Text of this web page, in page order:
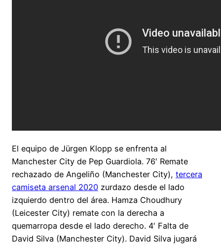
El equipo de Jürgen Klopp se enfrenta al
Manchester City de Pep Guardiola. 76′ Remate
rechazado de Angeliño (Manchester City), tercera
camiseta arsenal 2020 zurdazo desde el lado
izquierdo dentro del área. Hamza Choudhury
(Leicester City) remate con la derecha a
quemarropa desde el lado derecho. 4′ Falta de
David Silva (Manchester City). David Silva jugará